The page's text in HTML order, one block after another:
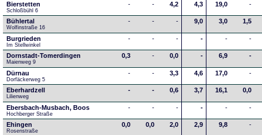
Bierstetten
Schloßbühl 6
- - 4,2 4,3 19,0 -
Bühlertal
Wolfinstraße 16
- - - 9,0 3,0 1,5
Burgrieden
Im Stellwinkel
- - - - - -
Dornstadt-Tomerdingen
Maienweg 9
0,3 - 0,0 - 6,9 -
Dürnau
Dorfäckerweg 5
- - 3,3 4,6 17,0 -
Eberhardzell
Lilienweg
- - 0,6 3,7 16,1 0,0
Ebersbach-Musbach, Boos
Hochberger Straße
- - - - - -
Ehingen
Rosenstraße
0,0 0,0 2,0 2,9 9,8 -